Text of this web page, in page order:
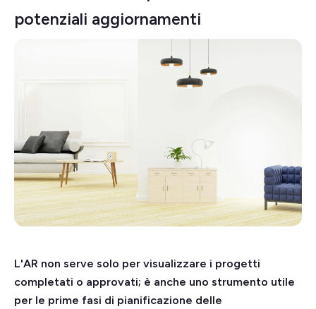
potenziali aggiornamenti
L'AR non serve solo per visualizzare i progetti
completati o approvati; è anche uno strumento utile
per le prime fasi di pianificazione delle